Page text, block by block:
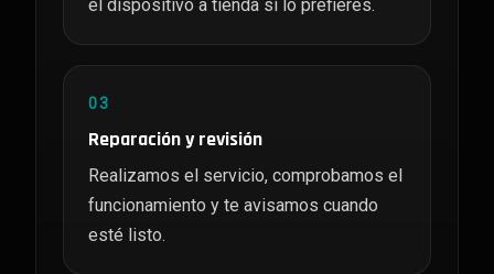
el dispositivo a tienda si lo prefieres.
03
Reparación y revisión
Realizamos el servicio, comprobamos el
funcionamiento y te avisamos cuando
esté listo.